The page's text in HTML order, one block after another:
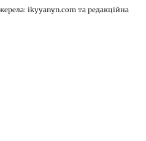
ikyyanyn.com та редакційна